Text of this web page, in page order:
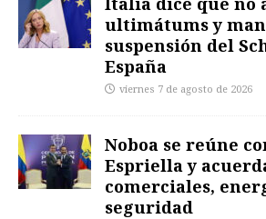
ultimátums y
suspensión del
España
viernes 7 de agosto de 2026
Noboa se reúne
Espriella y
comerciales,
seguridad